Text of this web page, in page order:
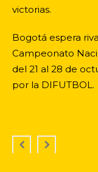
victorias.
Bogotá espera
Campeonato
del 21 al 28 de
por la DIFUTBOL.